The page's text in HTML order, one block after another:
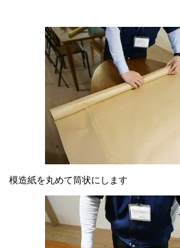
模造紙を丸めて筒状にします